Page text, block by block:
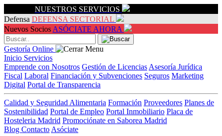
NUESTROS SERVICIOS
Defensa DEFENSA SECTORIAL
Nuevos Socios ASÓCIATE AHORA
Gestoría Online
Inicio Servicios
Emprende con Nosotros Gestión de Licencias Asesoría Jurídica
Fiscal Laboral Financiación y Subvenciones Seguros Marketing
Digital Portal de Transparencia
Calidad y Seguridad Alimentaria Formación Proveedores Planes de
Sostenibilidad Portal de Empleo Portal Inmobiliario Placa de
Hosteleria Madrid Promociónate en Saborea Madrid
Blog Contacto Asóciate